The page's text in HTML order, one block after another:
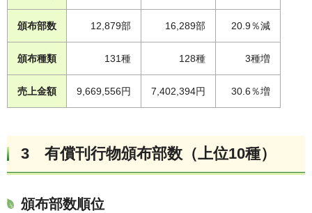
頒布部数 12,879部 16,289部 20.9％減
頒布種類 131種 128種 3種増
売上金額 9,669,556円 7,402,394円 30.6％増
3 有償刊行物頒布部数（上位10種）
頒布部数順位